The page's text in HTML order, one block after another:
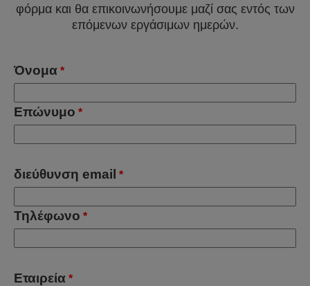
φόρμα και θα επικοινωνήσουμε μαζί σας εντός των
επόμενων εργάσιμων ημερών.
Όνομα *
Επώνυμο *
διεύθυνση email *
Τηλέφωνο *
Εταιρεία *